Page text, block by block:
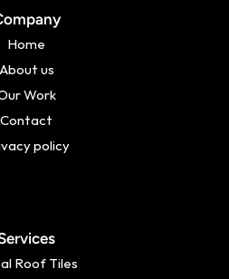
Home
About us
Work
Contact
policy
Roof Tiles